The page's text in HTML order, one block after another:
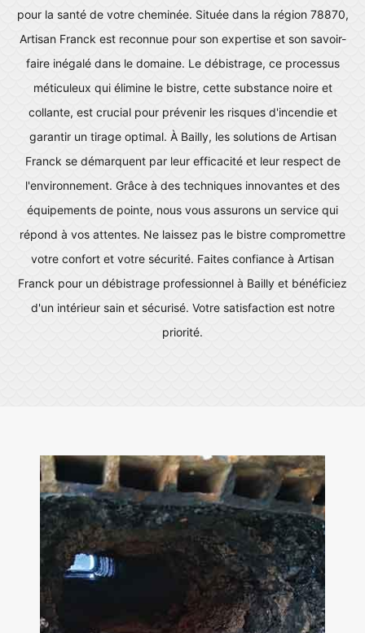
pour la santé de votre cheminée. Située dans la région 78870,
Artisan Franck est reconnue pour son expertise et son savoir-
faire inégalé dans le domaine. Le débistrage, ce processus
méticuleux qui élimine le bistre, cette substance noire et
collante, est crucial pour prévenir les risques d'incendie et
garantir un tirage optimal. À Bailly, les solutions de Artisan
Franck se démarquent par leur efficacité et leur respect de
l'environnement. Grâce à des techniques innovantes et des
équipements de pointe, nous vous assurons un service qui
répond à vos attentes. Ne laissez pas le bistre compromettre
votre confort et votre sécurité. Faites confiance à Artisan
Franck pour un débistrage professionnel à Bailly et bénéficiez
d'un intérieur sain et sécurisé. Votre satisfaction est notre
priorité.